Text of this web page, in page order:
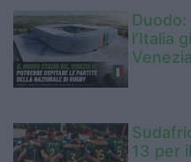
l’Italia
13 per